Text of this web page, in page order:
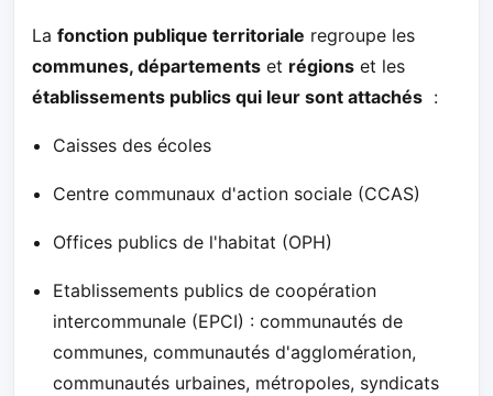
La fonction publique territoriale regroupe les
communes, départements et régions et les
établissements publics qui leur sont attachés :
Caisses des écoles
Centre communaux d'action sociale (CCAS)
Offices publics de l'habitat (OPH)
Etablissements publics de coopération
intercommunale (EPCI) : communautés de
communes, communautés d'agglomération,
communautés urbaines, métropoles, syndicats